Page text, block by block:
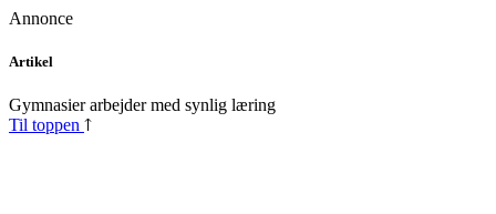
Annonce
Skip
content
Artikel
Gymnasier arbejder med synlig læring
Til toppen